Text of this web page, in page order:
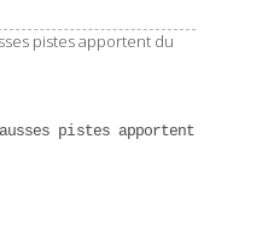
pistes apportent